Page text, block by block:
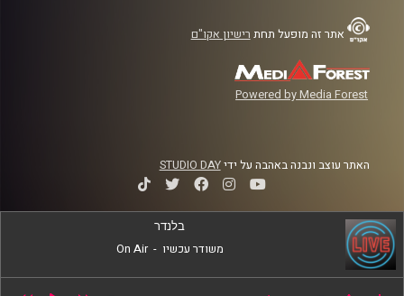
אתר זה מופעל תחת רישיון אקו"ם
Powered by Media Forest
האתר עוצב ונבנה באהבה על ידיSTUDIO DAY
בלנדר
משודר עכשיו -
On Air